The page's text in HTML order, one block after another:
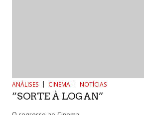
ANÁLISES CINEMA NOTÍCIAS
“SORTE À LOGAN”